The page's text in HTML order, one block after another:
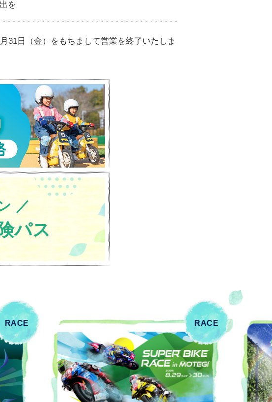
を
31日（金）をもちまして営業を終了いたしま
」「KIDS BIKE Field」
トの販売・利用を開始いたします。
より」登録でお得な情報をゲットしよう！
パス
RACE EVENT